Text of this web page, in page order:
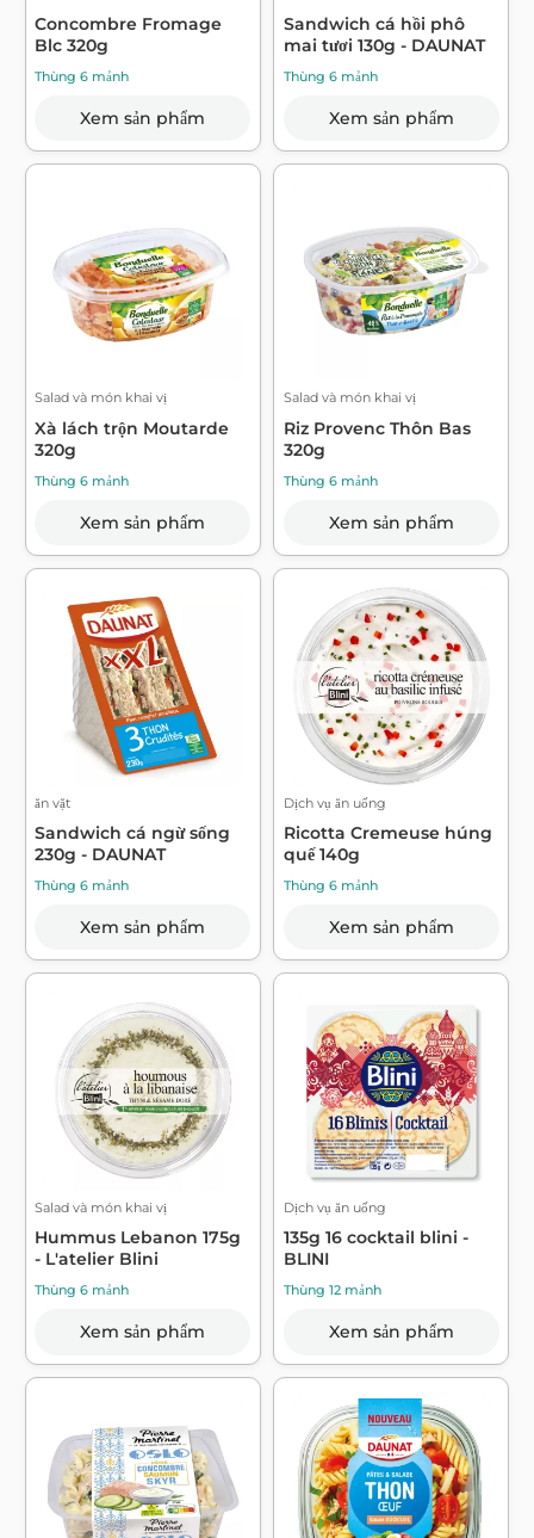
Concombre Fromage
Blc 320g
Thùng 6 mảnh
Xem sản phẩm
Sandwich cá hồi phô
mai tươi 130g - DAUNAT
Thùng 6 mảnh
Xem sản phẩm
Salad và món khai vị
Xà lách trộn Moutarde
320g
Thùng 6 mảnh
Xem sản phẩm
Salad và món khai vị
Riz Provenc Thôn Bas
320g
Thùng 6 mảnh
Xem sản phẩm
ăn vặt
Sandwich cá ngừ sống
230g - DAUNAT
Thùng 6 mảnh
Xem sản phẩm
Dịch vụ ăn uống
Ricotta Cremeuse húng
quế 140g
Thùng 6 mảnh
Xem sản phẩm
Salad và món khai vị
Hummus Lebanon 175g
- L'atelier Blini
Thùng 6 mảnh
Xem sản phẩm
Dịch vụ ăn uống
135g 16 cocktail blini -
BLINI
Thùng 12 mảnh
Xem sản phẩm